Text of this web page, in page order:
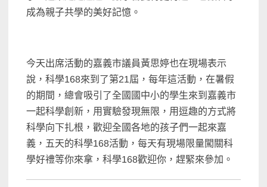
成為親子共學的美好記憶。
今天出席活動的嘉義市議員黃思婷也在現場表示
說，科學168來到了第21屆，每年這活動，在暑假
的期間，總會吸引了全國國中小的學生來到嘉義市
一起科學創新，用實驗發現無限，用逗趣的方式將
科學向下扎根，歡迎全國各地的孩子們一起來嘉
義，五天的科學168活動，每天有現場限量闖關科
學好禮等你來拿，科學168歡迎你，趕緊來參加。